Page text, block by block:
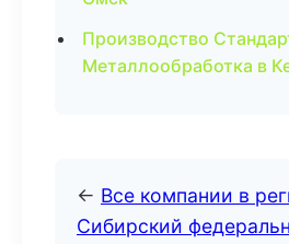
Производство
Металлообработка в
← Все компании в
Сибирский